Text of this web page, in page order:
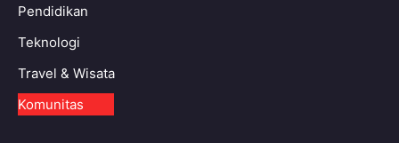
Pendidikan
Teknologi
Travel & Wisata
Komunitas